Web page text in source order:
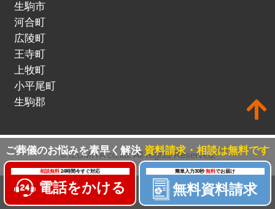
生駒市
河合町
広陵町
王寺町
上牧町
小平尾町
生駒郡
© IZUMIYA co,ltd. All Rights Reserved.
ご葬儀のお悩みを素早く解決 資料請求・相談は無料です
相談無料 24時間今すぐ対応
電話をかける
簡単入力30秒無料でお届け
無料資料請求